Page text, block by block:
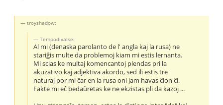
troyshadow:
Tempodivalse:
Al mi (denaska parolanto de l' angla kaj la rusa) ne
stariĝis multe da problemoj kiam mi estis lernanta.
Mi scias ke multaj komencantoj plendas pri la
akuzativo kaj adjektiva akordo, sed ili estis tre
naturaj por mi ĉar en la rusa oni jam havas ĉion ĉi.
Fakte mi eĉ bedaŭretas ke ne ekzistas pli da kazoj ...